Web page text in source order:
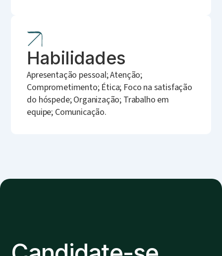
Habilidades
Apresentação pessoal; Atenção;
Comprometimento; Ética; Foco na satisfação
do hóspede; Organização; Trabalho em
equipe; Comunicação.